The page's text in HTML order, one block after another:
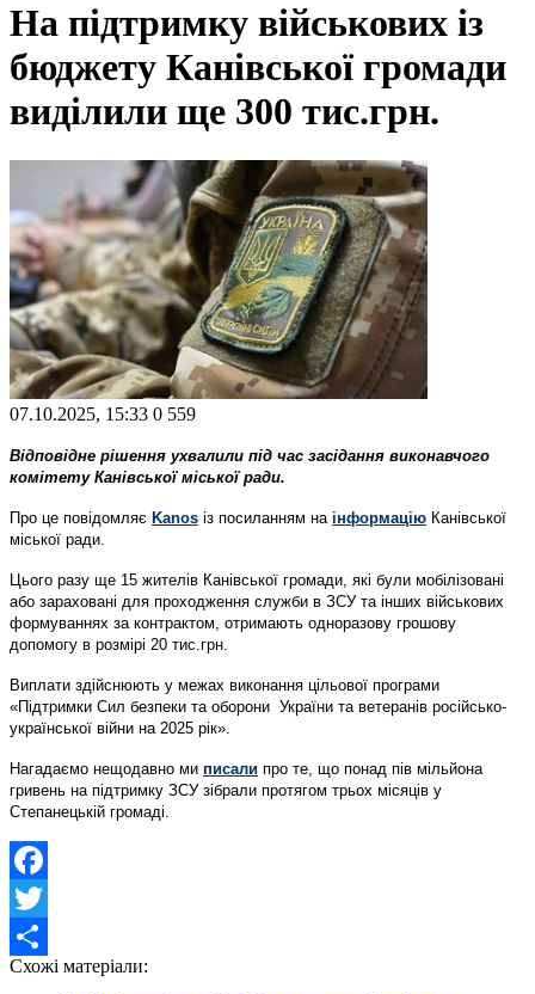
На підтримку військових із
бюджету Канівської громади
виділили ще 300 тис.грн.
07.10.2025, 15:33 0 559
Відповідне рішення ухвалили під час засідання виконавчого
комітету Канівської міської ради.
Про це повідомляє Kanos із посиланням на інформацію Канівської
міської ради.
Цього разу ще 15 жителів Канівської громади, які були мобілізовані
або зараховані для проходження служби в ЗСУ та інших військових
формуваннях за контрактом, отримають одноразову грошову
допомогу в розмірі 20 тис.грн.
Виплати здійснюють у межах виконання цільової програми
«Підтримки Сил безпеки та оборони України та ветеранів російсько-
української війни на 2025 рік».
Нагадаємо нещодавно ми писали про те, що понад пів мільйона
гривень на підтримку ЗСУ зібрали протягом трьох місяців у
Степанецькій громаді.
Facebook
Twitter
Share
Схожі матеріали: